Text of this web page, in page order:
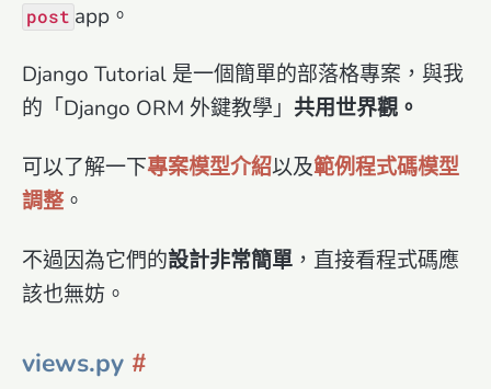
post app。
Django Tutorial 是一個簡單的部落格專案，與我
的「Django ORM 外鍵教學」 共用世界觀。
可以了解一下專案模型介紹以及範例程式碼模型
調整 。
不過因為它們的設計非常簡單 ，直接看程式碼應
該也無妨。
views.py